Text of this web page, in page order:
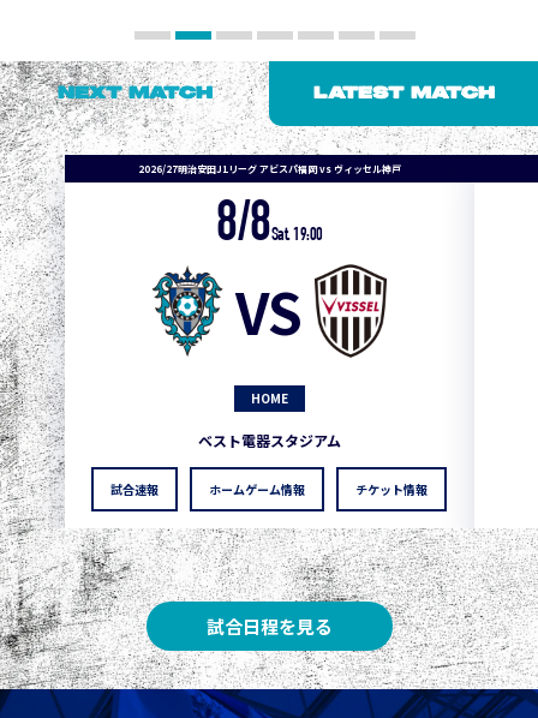
NEXT MATCH LATEST MATCH
2026/27明治安田J1リーグ アビスパ福岡 vs ヴィッセル神戸
8/8Sat. 19:00
VS
HOME
ベスト電器スタジアム
試合速報 ホームゲーム情報 チケット情報
試合日程を見る